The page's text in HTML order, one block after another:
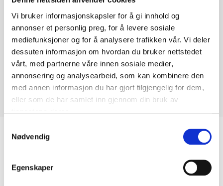
Vi bruker informasjonskapsler for å gi innhold og
annonser et personlig preg, for å levere sosiale
mediefunksjoner og for å analysere trafikken vår. Vi deler
dessuten informasjon om hvordan du bruker nettstedet
vårt, med partnerne våre innen sosiale medier,
annonsering og analysearbeid, som kan kombinere den
med annen informasjon du har gjort tilgjengelig for dem,
eller som de har samlet inn gjennom din bruk av
Nødvendig
Egenskaper